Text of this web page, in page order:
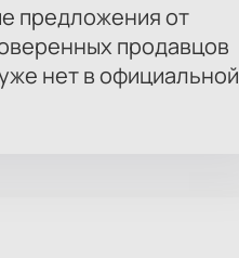
предложения от
продавцов
нет в официальной